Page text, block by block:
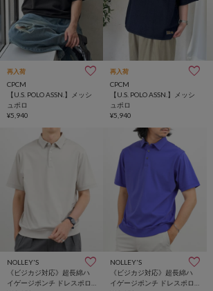
再入荷
CPCM
【U.S. POLO ASSN.】メッシ
ュポロ
¥5,940
再入荷
CPCM
【U.S. POLO ASSN.】メッシ
ュポロ
¥5,940
NOLLEY'S
《ビジカジ対応》超長綿ハ
イゲージポンチ ドレスポロ
NOLLEY'S
《ビジカジ対応》超長綿ハ
イゲージポンチ ドレスポロ